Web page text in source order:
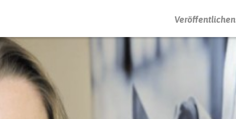
Veröffentlichen
DRÜCKEN SIE AUF ENTER UM DIE SUCHE ZU STARTEN